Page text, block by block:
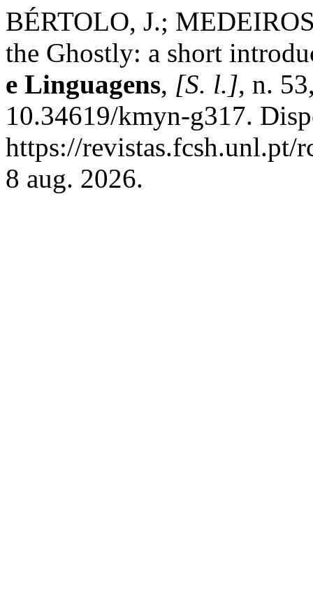
BÉRTOLO, J.;
the Ghostly: a short
e Linguagens, [S. l.], n.
10.34619/kmyn-g317.
https://revistas.fcsh.unl.pt/
8 aug. 2026.